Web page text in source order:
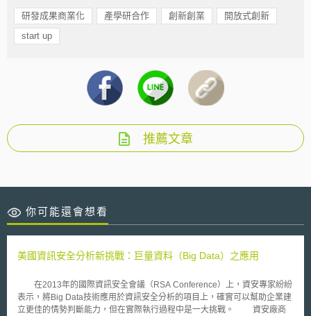
研發成果商業化 產學研合作 創新創業
開放式創新
start up
推薦文章
你可能還會想看
美國資訊安全分析新挑戰：巨量資料（Big Data）之應用
在2013年的國際資訊安全會議（RSA Conference）上，資安專家紛紛
表示，將Big Data技術應用於資訊安全分析的項目上，確實可以幫助企業建
立更佳的情勢判斷能力，但在實際執行過程中是一大挑戰。 資安廠商